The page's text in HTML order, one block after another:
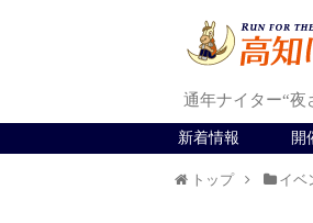
通年ナイター“夜
新着情報 開
トップ イベ